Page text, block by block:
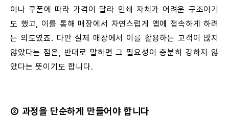
이나 쿠폰에 따라 가격이 달라 인쇄 자체가 어려운 구조이기
도 했고, 이를 통해 매장에서 자연스럽게 앱에 접속하게 하려
는 의도였죠. 다만 실제 매장에서 이를 활용하는 고객이 많지
않았다는 점은, 반대로 말하면 그 필요성이 충분히 강하지 않
았다는 뜻이기도 합니다.
② 과정을 단순하게 만들어야 합니다